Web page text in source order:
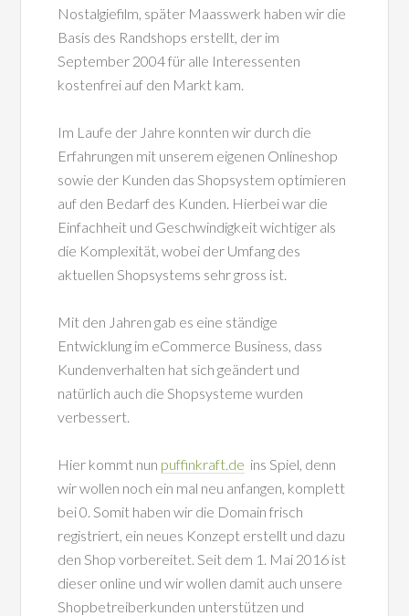
Nostalgiefilm, später Maasswerk haben wir die
Basis des Randshops erstellt, der im
September 2004 für alle Interessenten
kostenfrei auf den Markt kam.
Im Laufe der Jahre konnten wir durch die
Erfahrungen mit unserem eigenen Onlineshop
sowie der Kunden das Shopsystem optimieren
auf den Bedarf des Kunden. Hierbei war die
Einfachheit und Geschwindigkeit wichtiger als
die Komplexität, wobei der Umfang des
aktuellen Shopsystems sehr gross ist.
Mit den Jahren gab es eine ständige
Entwicklung im eCommerce Business, dass
Kundenverhalten hat sich geändert und
natürlich auch die Shopsysteme wurden
verbessert.
Hier kommt nun puffinkraft.de ins Spiel, denn
wir wollen noch ein mal neu anfangen, komplett
bei 0. Somit haben wir die Domain frisch
registriert, ein neues Konzept erstellt und dazu
den Shop vorbereitet. Seit dem 1. Mai 2016 ist
dieser online und wir wollen damit auch unsere
Shopbetreiberkunden unterstützen und